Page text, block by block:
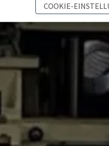
COOKIE-